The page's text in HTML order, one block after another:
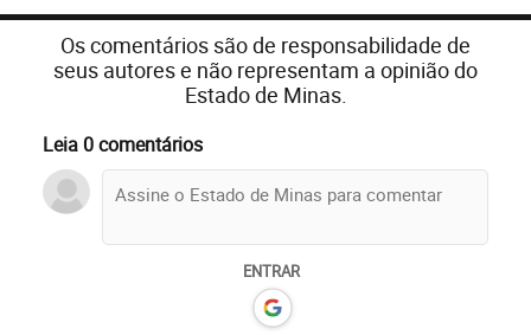
Os comentários são de responsabilidade de
seus autores e não representam a opinião do
Estado de Minas.
Leia 0 comentários
ENTRAR